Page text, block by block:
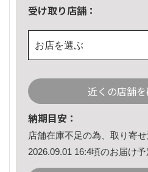
受け取り店舗：
お店を選ぶ
近くの店舗
納期目安：
店舗在庫不足の為、取り寄せ
2026.09.01 16:4頃のお届け予